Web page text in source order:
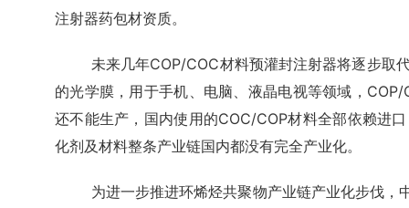
注射器药包材资质。
未来几年COP/COC材料预灌封注射器将逐步取
的光学膜，用于手机、电脑、液晶电视等领域，
还不能生产，国内使用的COC/COP材料全部依赖进
化剂及材料整条产业链国内都没有完全产业化。
为进一步推进环烯烃共聚物产业链产业化步伐